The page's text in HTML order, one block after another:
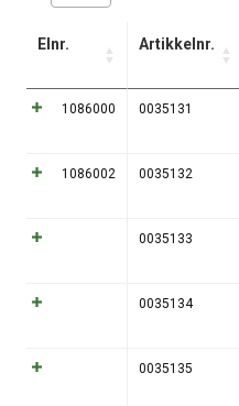
Elnr. Artikkelnr.
1086000 0035131
1086002 0035132
0035133
0035134
0035135